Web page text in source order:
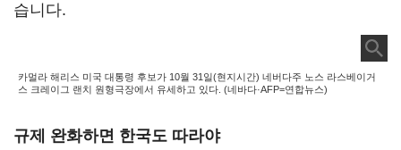
습니다.
카멀라 해리스 미국 대통령 후보가 10월 31일(현지시간) 네버다주 노스 라스베이거
스 크레이그 랜치 원형극장에서 유세하고 있다. (네바다·AFP=연합뉴스)
규제 완화하면 한국도 따라야